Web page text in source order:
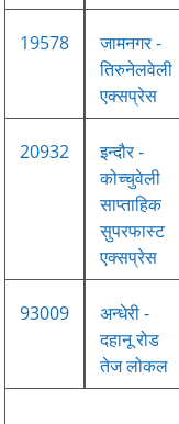
19578
जामनगर -
तिरुनेलवेली
एक्सप्रेस
20932
इन्दौर -
कोच्चुवेली
साप्ताहिक
सुपरफास्ट
एक्सप्रेस
93009
अन्धेरी -
दहानू रोड
तेज लोकल